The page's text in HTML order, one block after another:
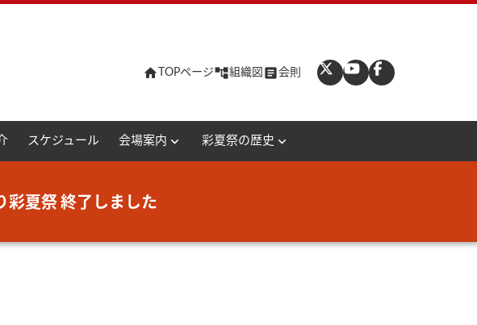
home TOPページaccount_tree組織図 article会則
スケジュール 会場案内 expand_more 彩夏祭の歴史 expand_more
彩夏祭 終了しました